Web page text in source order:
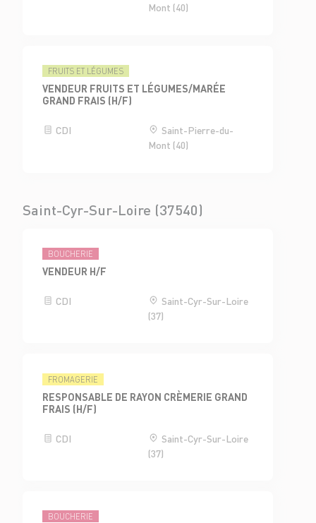
Mont (40)
FRUITS ET LÉGUMES
VENDEUR FRUITS ET LÉGUMES/MARÉE
GRAND FRAIS (H/F)
CDI
Saint-Pierre-du-
Mont (40)
Saint-Cyr-Sur-Loire (37540)
BOUCHERIE
VENDEUR H/F
CDI
Saint-Cyr-Sur-Loire
(37)
FROMAGERIE
RESPONSABLE DE RAYON CRÈMERIE GRAND
FRAIS (H/F)
CDI
Saint-Cyr-Sur-Loire
(37)
BOUCHERIE